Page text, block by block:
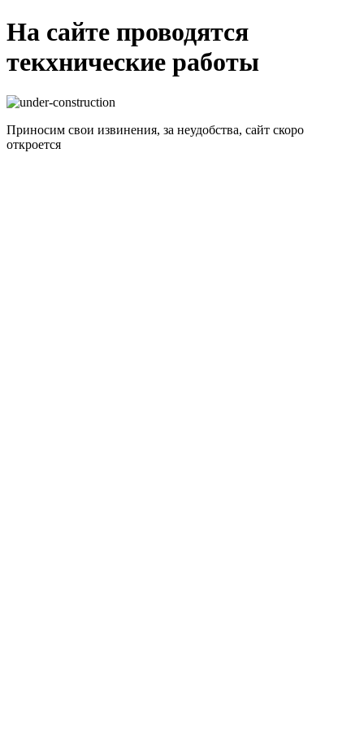
На сайте проводятся
текхнические работы
Приносим свои извинения, за неудобства, сайт скоро
откроется